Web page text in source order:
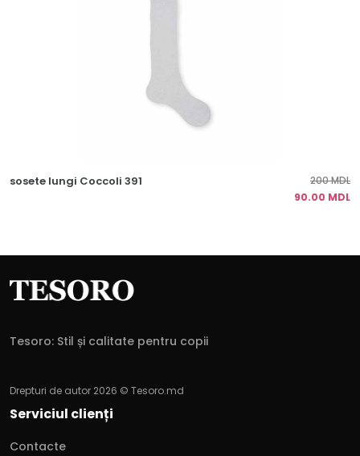
sosete lungi Coccoli 391
200 MDL
90.00 MDL
Tesoro: Stil și calitate pentru copii
Drepturi de autor 2026 © Tesoro.md
Serviciul clienți
Contacte